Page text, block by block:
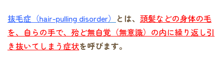
抜毛症（hair-pulling disorder） とは、 頭髪などの身体の毛
を、自らの手で、殆ど無自覚（無意識）の内に繰り返し引
き抜いてしまう症状を呼びます。